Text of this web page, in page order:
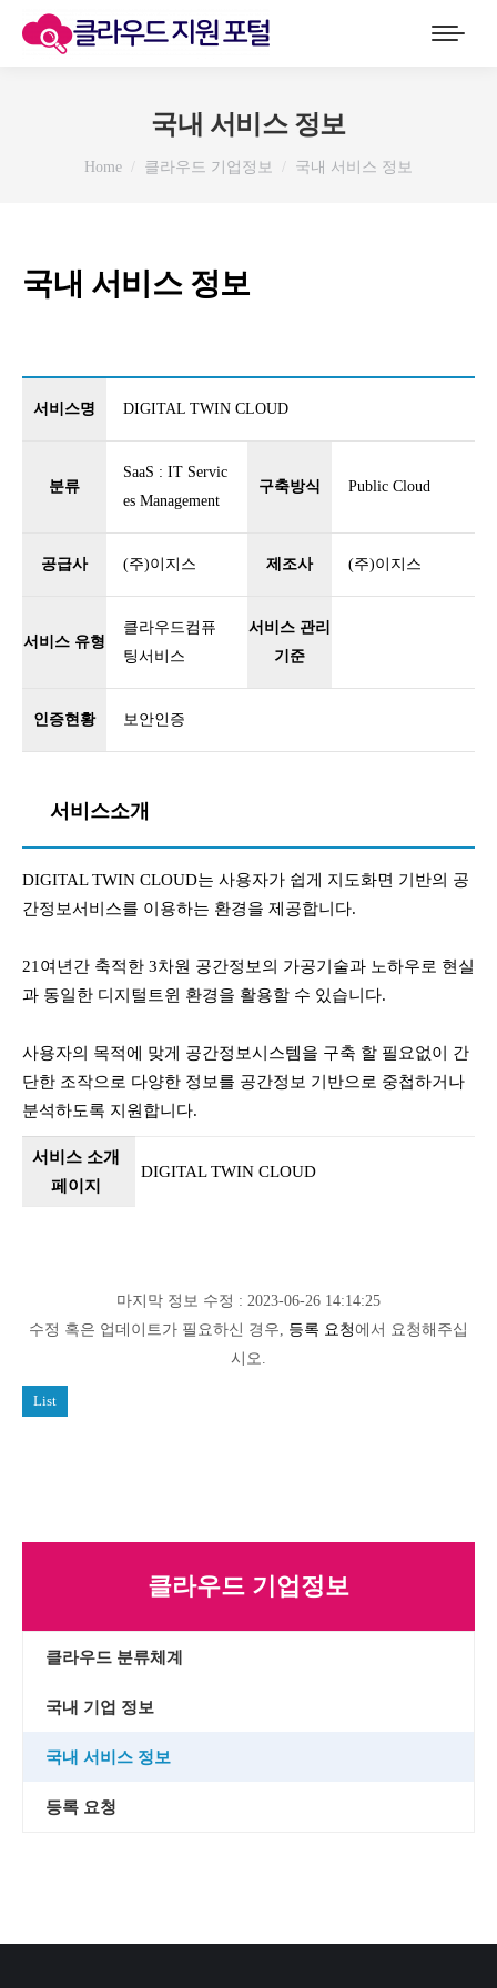
국내 서비스 정보
You are here:
Home 클라우드 기업정보 국내 서비스 정보
국내 서비스 정보
서비스명 DIGITAL TWIN CLOUD
분류
SaaS : IT Servic
es Management
구축방식 Public Cloud
공급사 (주)이지스 제조사 (주)이지스
서비스 유형
클라우드컴퓨
팅서비스
서비스 관리
기준
인증현황 보안인증
서비스소개
DIGITAL TWIN CLOUD는 사용자가 쉽게 지도화면 기반의 공
간정보서비스를 이용하는 환경을 제공합니다.
21여년간 축적한 3차원 공간정보의 가공기술과 노하우로 현실
과 동일한 디지털트윈 환경을 활용할 수 있습니다.
사용자의 목적에 맞게 공간정보시스템을 구축 할 필요없이 간
단한 조작으로 다양한 정보를 공간정보 기반으로 중첩하거나
분석하도록 지원합니다.
서비스 소개
페이지
DIGITAL TWIN CLOUD
마지막 정보 수정 : 2023-06-26 14:14:25
수정 혹은 업데이트가 필요하신 경우, 등록 요청에서 요청해주십
시오.
List
클라우드 기업정보
클라우드 분류체계
국내 기업 정보
국내 서비스 정보
등록 요청